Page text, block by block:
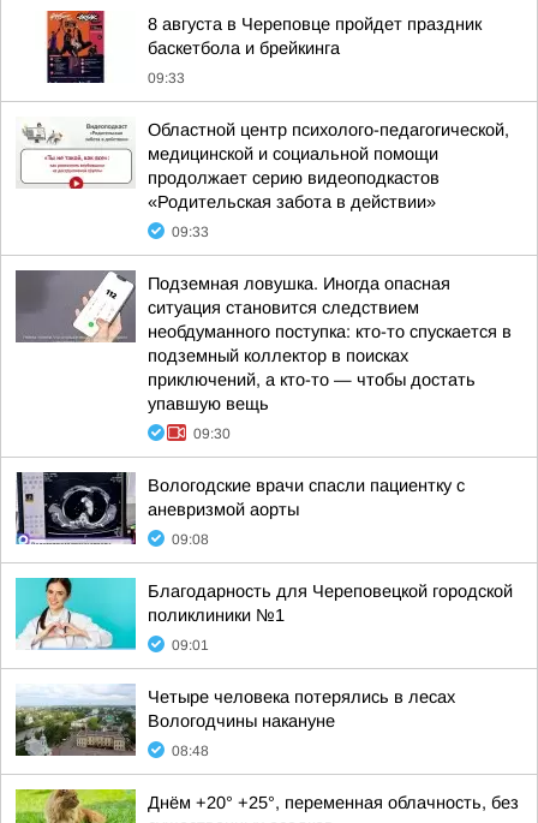
8 августа в Череповце пройдет праздник
баскетбола и брейкинга
09:33
Областной центр психолого-педагогической,
медицинской и социальной помощи
продолжает серию видеоподкастов
«Родительская забота в действии»
09:33
Подземная ловушка. Иногда опасная
ситуация становится следствием
необдуманного поступка: кто-то спускается в
подземный коллектор в поисках
приключений, а кто-то — чтобы достать
упавшую вещь
09:30
Вологодские врачи спасли пациентку с
аневризмой аорты
09:08
Благодарность для Череповецкой городской
поликлиники №1
09:01
Четыре человека потерялись в лесах
Вологодчины накануне
08:48
Днём +20° +25°, переменная облачность, без